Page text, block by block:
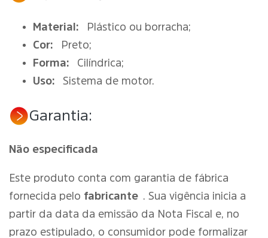
Material:
Plástico ou borracha;
Cor:
Preto;
Forma:
Cilíndrica;
Uso:
Sistema de motor.
Garantia:
Não especificada
Este produto conta com garantia de fábrica
fornecida pelo fabricante . Sua vigência inicia a
partir da data da emissão da Nota Fiscal e, no
prazo estipulado, o consumidor pode formalizar